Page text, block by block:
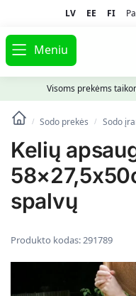
LV EE FI
Meniu
Visoms prekėms
/ Sodo prekės / Sodo
Kelių
spalvų
Produkto kodas:291789